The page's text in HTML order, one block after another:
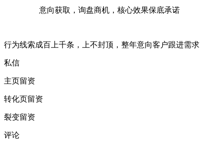
意向获取，询盘商机，核心效果保底承诺
行为线索成百上千条，上不封顶，整年意向客户跟进需求
私信
主页留资
转化页留资
裂变留资
评论